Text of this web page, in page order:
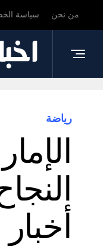
من نحن سياسة
رياضة
أخبار